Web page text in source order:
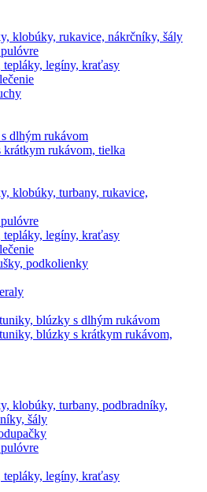
klobúky, rukavice, nákrčníky, šály
legíny, kraťasy
dlhým rukávom
krátkym rukávom, tielka
klobúky, turbany, rukavice,
legíny, kraťasy
podkolienky
blúzky s dlhým rukávom
blúzky s krátkym rukávom,
klobúky, turbany, podbradníky,
šály
legíny, kraťasy